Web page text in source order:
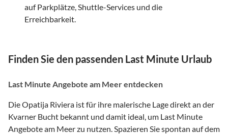
auf Parkplätze, Shuttle-Services und die
Erreichbarkeit.
Finden Sie den passenden Last Minute Urlaub
Last Minute Angebote am Meer entdecken
Die Opatija Riviera ist für ihre malerische Lage direkt an der
Kvarner Bucht bekannt und damit ideal, um Last Minute
Angebote am Meer zu nutzen. Spazieren Sie spontan auf dem